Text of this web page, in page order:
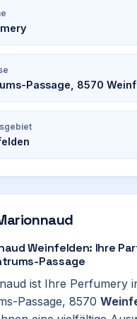
Passage, 8570
Weinfelden: Ihre
Passage
ist Ihre Perfumery
Passage, 8570